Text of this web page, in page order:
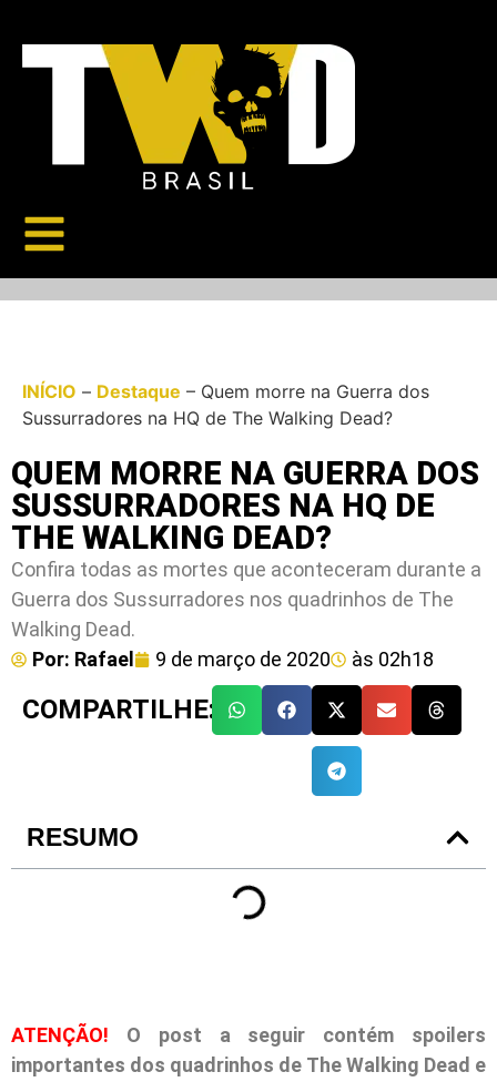
INÍCIO – Destaque – Quem morre na Guerra dos
Sussurradores na HQ de The Walking Dead?
QUEM MORRE NA GUERRA DOS
SUSSURRADORES NA HQ DE
THE WALKING DEAD?
Confira todas as mortes que aconteceram durante a
Guerra dos Sussurradores nos quadrinhos de The
Walking Dead.
Por: Rafael 9 de março de 2020 às 02h18
COMPARTILHE:
RESUMO
ATENÇÃO! O post a seguir contém spoilers
importantes dos quadrinhos de The Walking Dead e